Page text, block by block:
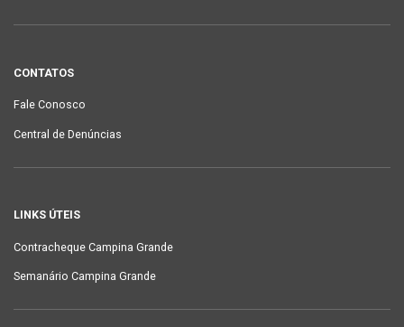
CONTATOS
Fale Conosco
Central de Denúncias
LINKS ÚTEIS
Contracheque Campina Grande
Semanário Campina Grande